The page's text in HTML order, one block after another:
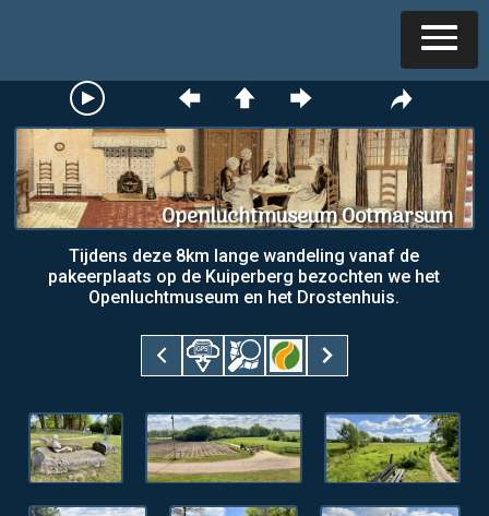
Openluchtmuseum Ootmarsum
Tijdens deze 8km lange wandeling vanaf de
pakeerplaats op de Kuiperberg bezochten we het
Openluchtmuseum en het Drostenhuis.